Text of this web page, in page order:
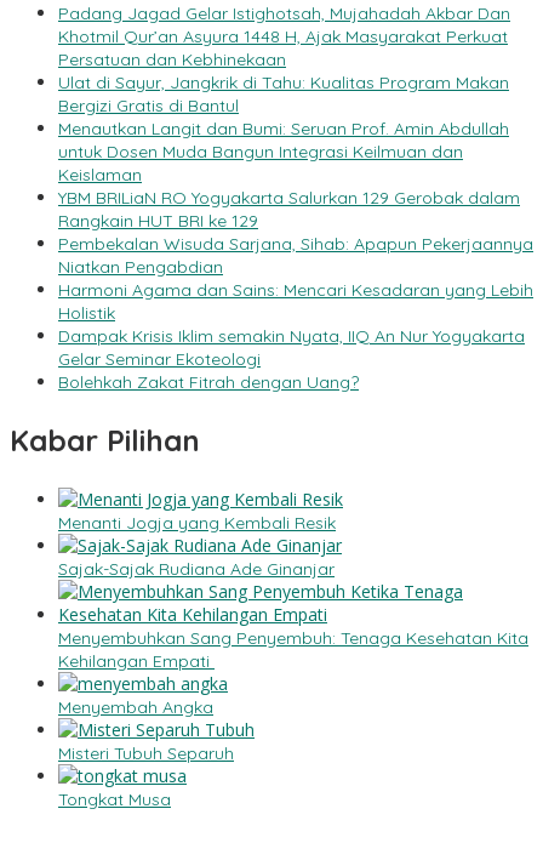
Padang Jagad Gelar Istighotsah, Mujahadah Akbar Dan
Khotmil Qur’an Asyura 1448 H, Ajak Masyarakat Perkuat
Persatuan dan Kebhinekaan
Ulat di Sayur, Jangkrik di Tahu: Kualitas Program Makan
Bergizi Gratis di Bantul
Menautkan Langit dan Bumi: Seruan Prof. Amin Abdullah
untuk Dosen Muda Bangun Integrasi Keilmuan dan
Keislaman
YBM BRILiaN RO Yogyakarta Salurkan 129 Gerobak dalam
Rangkain HUT BRI ke 129
Pembekalan Wisuda Sarjana, Sihab: Apapun Pekerjaannya
Niatkan Pengabdian
Harmoni Agama dan Sains: Mencari Kesadaran yang Lebih
Holistik
Dampak Krisis Iklim semakin Nyata, IIQ An Nur Yogyakarta
Gelar Seminar Ekoteologi
Bolehkah Zakat Fitrah dengan Uang?
Kabar Pilihan
Menanti Jogja yang Kembali Resik
Sajak-Sajak Rudiana Ade Ginanjar
Menyembuhkan Sang Penyembuh: Tenaga Kesehatan Kita
Kehilangan Empati
Menyembah Angka
Misteri Tubuh Separuh
Tongkat Musa